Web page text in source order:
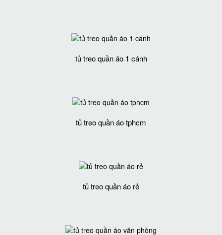
tủ treo quần áo 1 cánh
tủ treo quần áo tphcm
tủ treo quần áo rẻ